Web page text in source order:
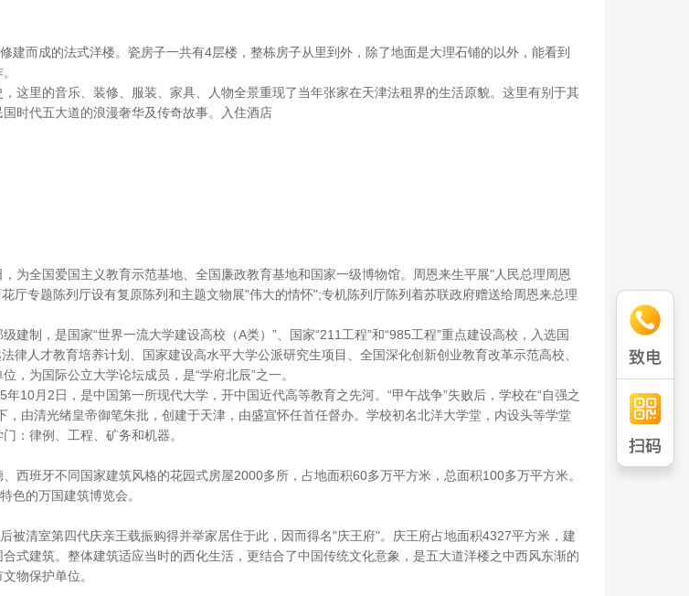
建而成的法式洋楼。瓷房子一共有4层楼，整栋房子从里到外，除了地面是大理石铺的以外，能看到
这里的音乐、装修、服装、家具、人物全景重现了当年张家在天津法租界的生活原貌。这里有别于其
时代五大道的浪漫奢华及传奇故事。入住酒店
为全国爱国主义教育示范基地、全国廉政教育基地和国家一级博物馆。周恩来生平展"人民总理周恩
厅专题陈列厅设有复原陈列和主题文物展"伟大的情怀";专机陈列厅陈列着苏联政府赠送给周恩来总理
制，是国家“世界一流大学建设高校（A类）”、国家“211工程”和“985工程”重点建设高校，入选国
法律人才教育培养计划、国家建设高水平大学公派研究生项目、全国深化创新创业教育改革示范高校、
，为国际公立大学论坛成员，是“学府北辰”之一。
10月2日，是中国第一所现代大学，开中国近代高等教育之先河。“甲午战争”失败后，学校在“自强之
由清光绪皇帝御笔朱批，创建于天津，由盛宣怀任首任督办。学校初名北洋大学堂，内设头等学堂
：律例、工程、矿务和机器。
西班牙不同国家建筑风格的花园式房屋2000多所，占地面积60多万平方米，总面积100多万平方米。
色的万国建筑博览会。
被清室第四代庆亲王载振购得并举家居住于此，因而得名"庆王府"。庆王府占地面积4327平方米，建
式建筑。整体建筑适应当时的西化生活，更结合了中国传统文化意象，是五大道洋楼之中西风东渐的
物保护单位。